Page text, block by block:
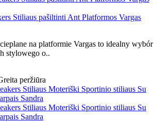
Stiliaus pašiltinti Ant Platformos Vargas
na platformie Vargas to idealny wybór
stylowego o..
peržiūra